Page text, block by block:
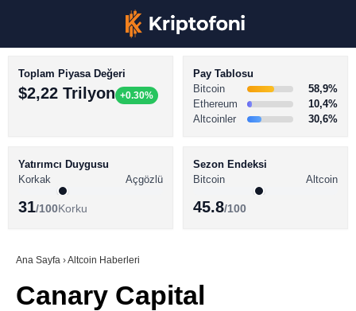
BİTCOİN HABERLERİ
ALTCOİN HABERLERİ
SÖZLÜK
Toplam Piyasa Değeri
$2,22 Trilyon +0.30%
Pay Tablosu
Bitcoin
58,9%
Ethereum
10,4%
Altcoinler
30,6%
Yatırımcı Duygusu
Korkak
Açgözlü
31/100Korku
Sezon Endeksi
Bitcoin
Altcoin
45.8/100
Ana Sayfa ›Altcoin Haberleri
Canary Capital